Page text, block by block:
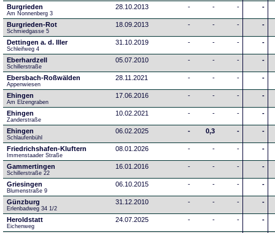
Burgrieden
Am Nonnenberg 3
28.10.2013 - - - -
Burgrieden-Rot
Schmiedgasse 5
18.09.2013 - - - -
Dettingen a. d. Iller
Schleifweg 4
31.10.2019 - - - -
Eberhardzell
Schillerstraße
05.07.2010 - - - -
Ebersbach-Roßwälden
Appenwiesen
28.11.2021 - - - -
Ehingen
Am Elzengraben
17.06.2016 - - - -
Ehingen
Zanderstraße
10.02.2021 - - - -
Ehingen
Schlaufenbühl
06.02.2025 - 0,3 - -
Friedrichshafen-Kluftern
Immenstaader Straße
08.01.2026 - - - -
Gammertingen
Schillerstraße 22
16.01.2016 - - - -
Griesingen
Blumenstraße 9
06.10.2015 - - - -
Günzburg
Erlenbadweg 34 1/2
31.12.2010 - - - -
Heroldstatt
Eichenweg
24.07.2025 - - - -